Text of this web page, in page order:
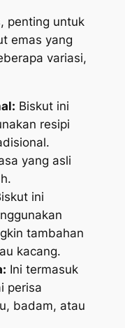
penting untuk
emas yang
variasi,
Biskut ini
resipi
yang asli
ini
tambahan
kacang.
Ini termasuk
perisa
badam, atau